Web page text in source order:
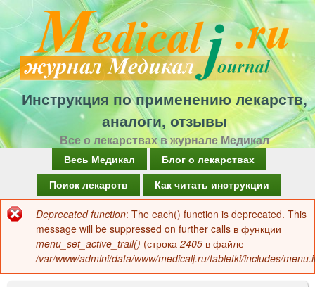
Перейти
к
основному
содержанию
Инструкция по применению лекарств,
аналоги, отзывы
Все о лекарствах в журнале Медикал
а
в
о
Весь Медикал
Блог о лекарствах
Поиск лекарств
Как читать инструкции
Сообщение
об
ошибке
Deprecated function: The each() function is deprecated. This
message will be suppressed on further calls в функции
menu_set_active_trail() (строка 2405 в файле
/var/www/admini/data/www/medicalj.ru/tabletki/includes/